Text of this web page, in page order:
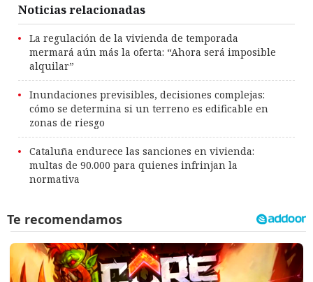
Noticias relacionadas
La regulación de la vivienda de temporada
mermará aún más la oferta: “Ahora será imposible
alquilar”
Inundaciones previsibles, decisiones complejas:
cómo se determina si un terreno es edificable en
zonas de riesgo
Cataluña endurece las sanciones en vivienda:
multas de 90.000 para quienes infrinjan la
normativa